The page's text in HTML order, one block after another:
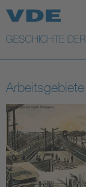
Top Themen
Weitere Themen
Arbeitsgebiete